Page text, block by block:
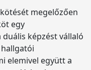
megelőzően
egy
képzést vállaló
elemivel együtt a